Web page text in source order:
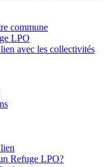
commune
LPO
avec les collectivités
Refuge LPO?